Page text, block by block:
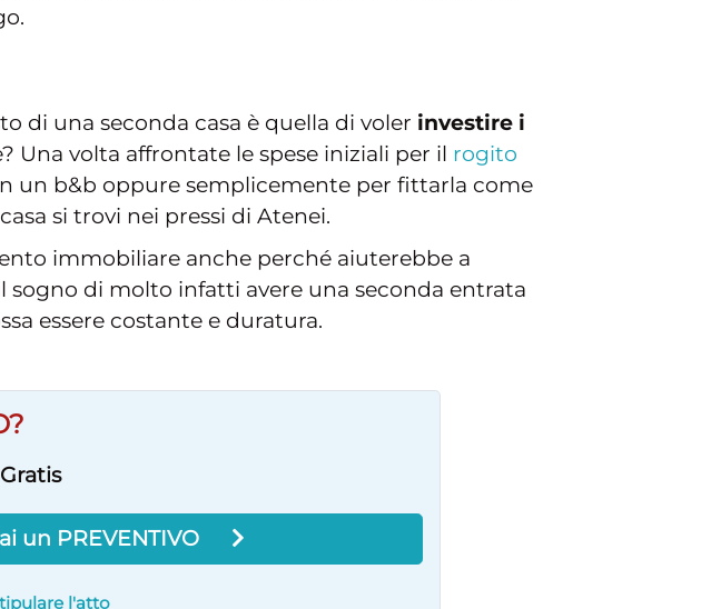
di una seconda casa è quella di voler investire i
Una volta affrontate le spese iniziali per il rogito
un b&b oppure semplicemente per fittarla come
si trovi nei pressi di Atenei.
immobiliare anche perché aiuterebbe a
sogno di molto infatti avere una seconda entrata
essere costante e duratura.
un PREVENTIVO
l'atto